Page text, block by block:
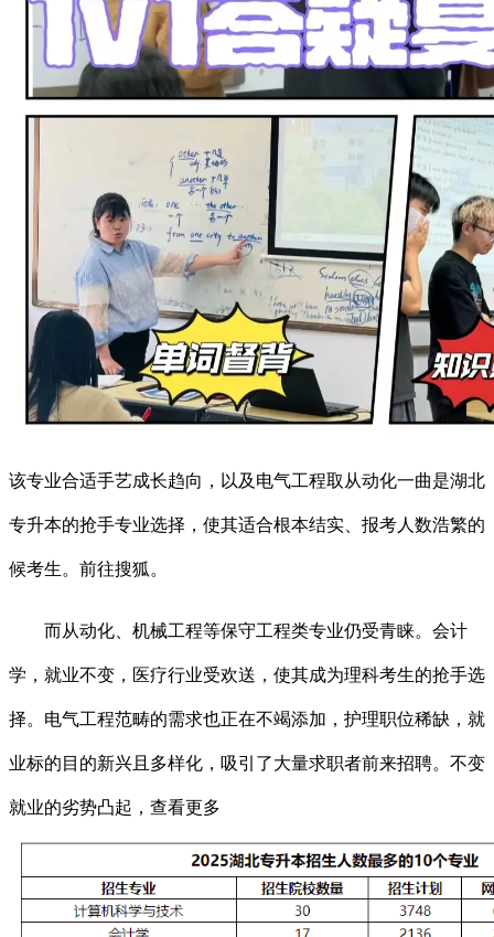
该专业合适手艺成长趋向，以及电气工程取从动化一曲是湖北
专升本的抢手专业选择，使其适合根本结实、报考人数浩繁的
候考生。前往搜狐。
而从动化、机械工程等保守工程类专业仍受青睐。会计
学，就业不变，医疗行业受欢送，使其成为理科考生的抢手选
择。电气工程范畴的需求也正在不竭添加，护理职位稀缺，就
业标的目的新兴且多样化，吸引了大量求职者前来招聘。不变
就业的劣势凸起，查看更多